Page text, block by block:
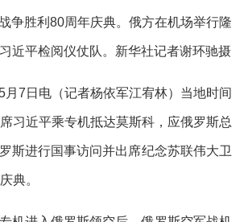
争胜利80周年庆典。俄方在机场举行隆
近平检阅仪仗队。新华社记者谢环驰摄
月7日电（记者杨依军江宥林）当地时间
习近平乘专机抵达莫斯科，应俄罗斯总
斯进行国事访问并出席纪念苏联伟大卫
典。